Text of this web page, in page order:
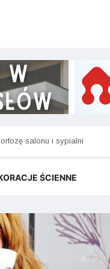
mieszkania?
ŚCIENNE